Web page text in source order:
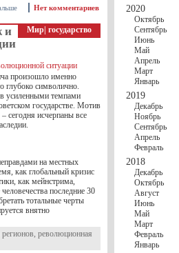
Нет комментариев
Мир государство
и
произошло именно
глубоко символично.
усиленными темпами
государстве. Мотив
сегодня исчерпаны все
на местных
как глобальный кризис
как мейнстрима,
последние 30
тотальные черты
внятно
, революционная
2020
Октябрь
Сентябрь
Июнь
Май
Апрель
Март
Январь
2019
Декабрь
Ноябрь
Сентябрь
Апрель
Февраль
2018
Декабрь
Октябрь
Август
Июнь
Май
Март
Февраль
Январь